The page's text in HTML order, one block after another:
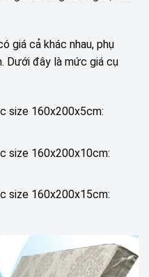
giá cả khác nhau, phụ
Dưới đây là mức giá cụ
size 160x200x5cm:
size 160x200x10cm:
size 160x200x15cm: